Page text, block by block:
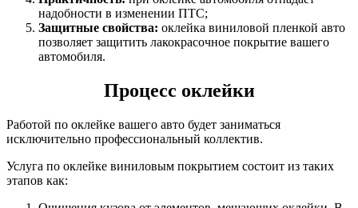
надобности в изменении ПТС;
Защитные свойства: оклейка виниловой пленкой авто
позволяет защитить лакокрасочное покрытие вашего
автомобиля.
Процесс оклейки
Работой по оклейке вашего авто будет заниматься
исключительно профессиональный коллектив.
Услуга по оклейке виниловым покрытием состоит из таких
этапов как: